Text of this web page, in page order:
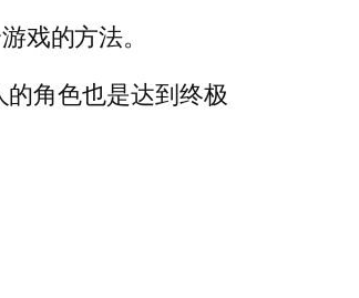
戏的方法。
角色也是达到终极